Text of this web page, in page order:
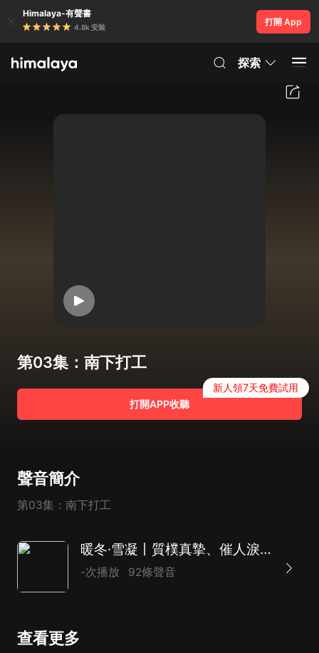
Himalaya-有聲書
4.8k 安裝
打開 App
探索
第03集：南下打工
打開APP收聽
新人領7天免費試用
聲音簡介
第03集：南下打工
暖冬·雪凝丨質樸真摯、催人淚下的尋親版《人世間》
-次播放 92條聲音
查看更多